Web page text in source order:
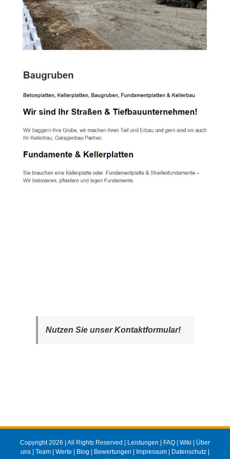
Nutzen Sie unser Kontaktformular!
Copyright 2026 | All Rights Reserved | Leistungen | FAQ | Wiki | Über
uns | Team | Werte | Blog | Bewertungen | Impressum | Datenschutz |